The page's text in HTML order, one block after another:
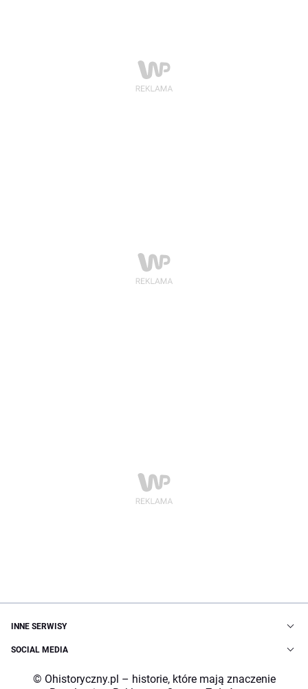
INNE SERWISY
SOCIAL MEDIA
© Ohistoryczny.pl – historie, które mają znaczenie